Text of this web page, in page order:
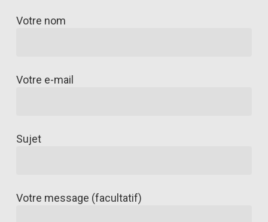
Votre nom
Votre e-mail
Sujet
Votre message (facultatif)